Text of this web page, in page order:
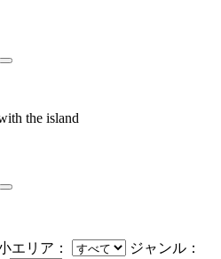
the island
エリア：
ジャンル：